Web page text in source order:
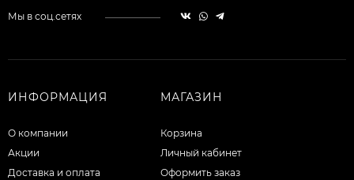
Мы в соц.сетях
ИНФОРМАЦИЯ
О компании
Акции
Доставка и оплата
МАГАЗИН
Корзина
Личный кабинет
Оформить заказ